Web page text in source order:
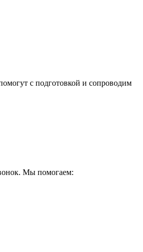
с подготовкой и сопроводим
Мы помогаем: